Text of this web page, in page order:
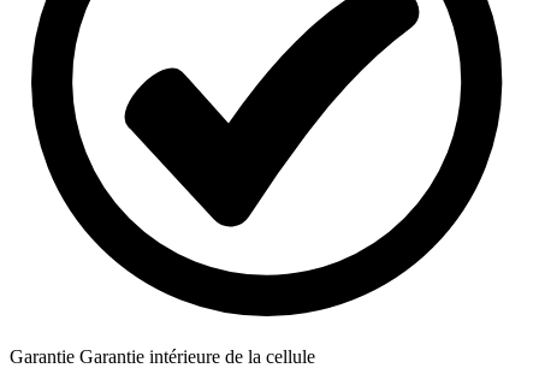
Garantie Garantie intérieure de la cellule